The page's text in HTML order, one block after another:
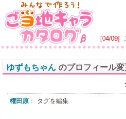
[04/09]
ゆずもちゃん のプロフィール
権田原 ： タグを編集